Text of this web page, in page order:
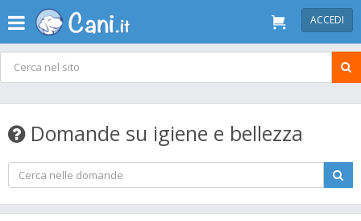
ACCEDI
Domande su igiene e bellezza